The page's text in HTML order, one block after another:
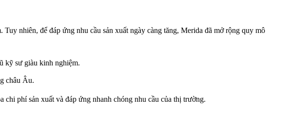
nhiên, để đáp ứng nhu cầu sản xuất ngày càng tăng, Merida đã mở rộng quy mô
kỹ sư giàu kinh nghiệm.
châu Âu.
phí sản xuất và đáp ứng nhanh chóng nhu cầu của thị trường.